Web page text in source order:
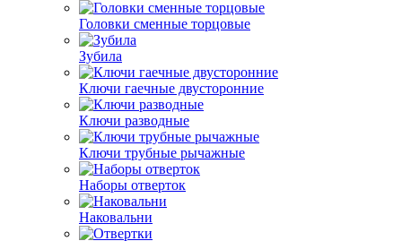
Головки сменные торцовые
Зубила
Ключи гаечные двусторонние
Ключи разводные
Ключи трубные рычажные
Наборы отверток
Наковальни